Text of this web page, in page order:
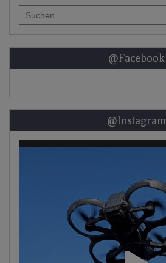
for:
@Facebook
@Instagram